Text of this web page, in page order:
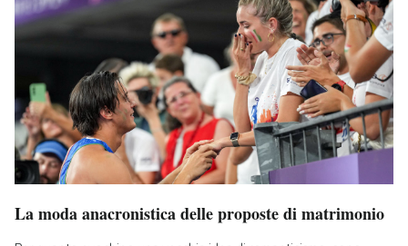
La moda anacronistica delle proposte di matrimonio